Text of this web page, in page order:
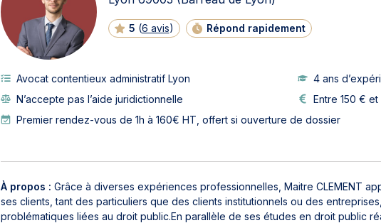
5 (6 avis) Répond rapidement
Avocat contentieux administratif Lyon
4 ans
N’accepte pas l’aide juridictionnelle
Entre 150 €
Premier rendez-vous de 1h à 160€ HT, offert si ouverture de dossier
À propos : Grâce à diverses expériences professionnelles, Maitre CLEMENT
ses clients, tant des particuliers que des clients institutionnels ou des
problématiques liées au droit public.En parallèle de ses études en droit public